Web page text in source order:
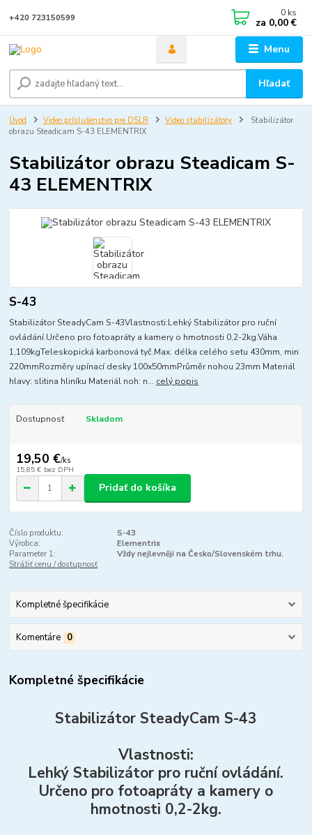
Menu
Hľadať
+420 723150599 0 ks
za 0,00 €
Úvod Video príslušenstvo pre DSLR Video stabilizátory
Stabilizátor
obrazu Steadicam S-43 ELEMENTRIX
Stabilizátor obrazu Steadicam S-
43 ELEMENTRIX
S-43
Stabilizátor SteadyCam S-43Vlastnosti:Lehký Stabilizátor pro ruční
ovládání.Určeno pro fotoapráty a kamery o hmotnosti 0,2-2kg.Váha
1,109kgTeleskopická karbonová tyč.Max. délka celého setu 430mm, min
220mmRozměry upínací desky 100x50mmPrůměr nohou 23mm Materiál
hlavy: slitina hliníku Materiál noh: n... celý popis
Dostupnosť Skladom
19,50 €/ks
15,85 € bez DPH
Pridať do košíka
Číslo produktu:
S-43
Výrobca:
Elementrix
Parameter 1:
Vždy nejlevněji na Česko/Slovenském trhu.
Strážiť cenu / dostupnosť
Kompletné špecifikácie
Komentáre 0
Kompletné špecifikácie
Stabilizátor SteadyCam S-43
Vlastnosti:
Lehký Stabilizátor pro ruční ovládání.
Určeno pro fotoapráty a kamery o
hmotnosti 0,2-2kg.